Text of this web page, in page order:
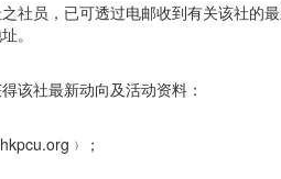
社员，已可透过电邮收到有关该社的
。
该社最新动向及活动资料：
；